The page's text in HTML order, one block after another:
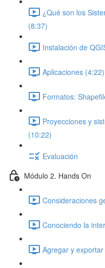
¿Qué son los
(8:37)
Instalación de
Aplicaciones (4:22)
Formatos:
Proyecciones y
(10:22)
Evaluación
Módulo 2. Hands On
Consideraciones
Conociendo la
Agregar y